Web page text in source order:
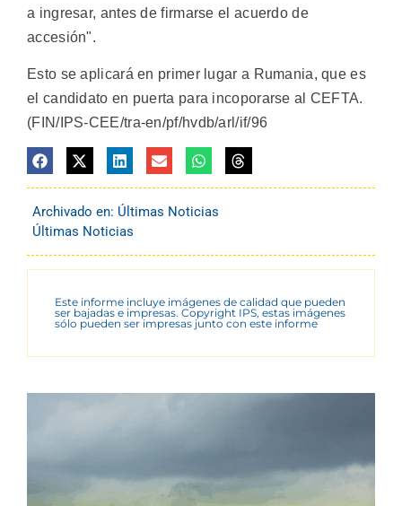
a ingresar, antes de firmarse el acuerdo de
accesión".
Esto se aplicará en primer lugar a Rumania, que es
el candidato en puerta para incoporarse al CEFTA.
(FIN/IPS-CEE/tra-en/pf/hvdb/arl/if/96
Archivado en: Últimas Noticias
Últimas Noticias
Este informe incluye imágenes de calidad que pueden
ser bajadas e impresas. Copyright IPS, estas imágenes
sólo pueden ser impresas junto con este informe